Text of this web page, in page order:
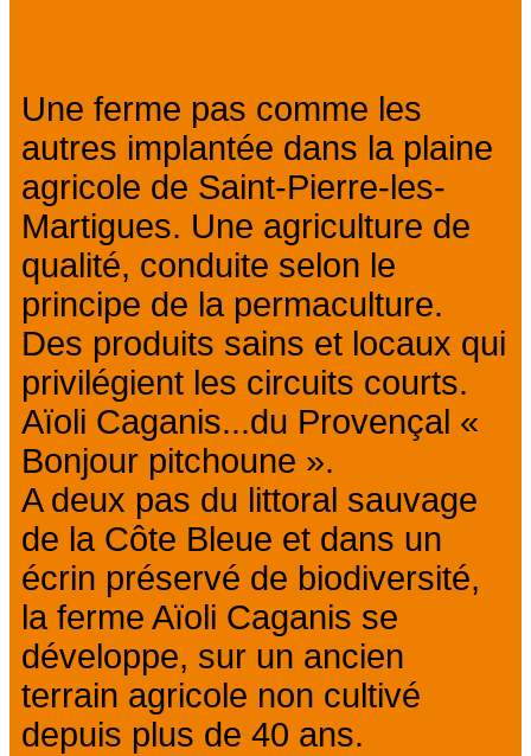
Une ferme pas comme les
autres implantée dans la plaine
agricole de Saint-Pierre-les-
Martigues. Une agriculture de
qualité, conduite selon le
principe de la permaculture.
Des produits sains et locaux qui
privilégient les circuits courts.
Aïoli Caganis...du Provençal «
Bonjour pitchoune ».
A deux pas du littoral sauvage
de la Côte Bleue et dans un
écrin préservé de biodiversité,
la ferme Aïoli Caganis se
développe, sur un ancien
terrain agricole non cultivé
depuis plus de 40 ans.